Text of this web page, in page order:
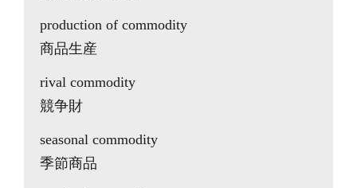
production of commodity
商品生産
rival commodity
競争財
seasonal commodity
季節商品